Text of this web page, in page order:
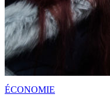
ÉCONOMIE